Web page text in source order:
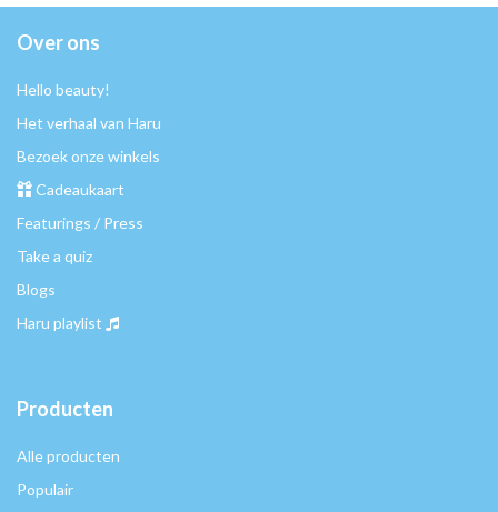
Over ons
Hello beauty!
Het verhaal van Haru
Bezoek onze winkels
Cadeaukaart
Featurings / Press
Take a quiz
Blogs
Haru playlist
Producten
Alle producten
Populair